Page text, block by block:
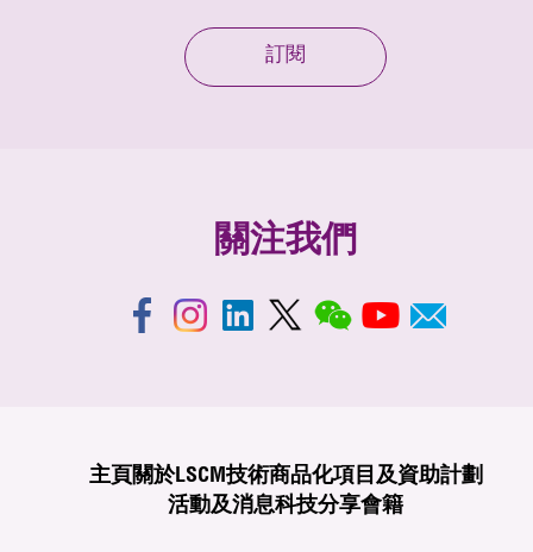
訂閱
關注我們
主頁 關於LSCM技術商品化項目及資助計劃
活動及消息科技分享會籍